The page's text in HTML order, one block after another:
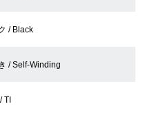
/ Black
/ Self-Winding
TI